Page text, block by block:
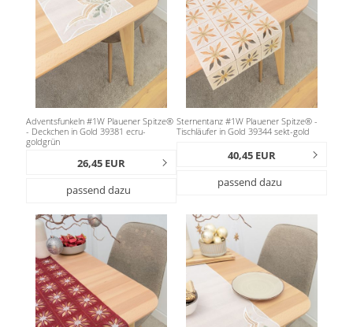
Adventsfunkeln #1W Plauener Spitze®
- Deckchen in Gold 39381 ecru-
goldgrün
26,45 EUR
passend dazu
Sternentanz #1W Plauener Spitze® -
Tischläufer in Gold 39344 sekt-gold
40,45 EUR
passend dazu